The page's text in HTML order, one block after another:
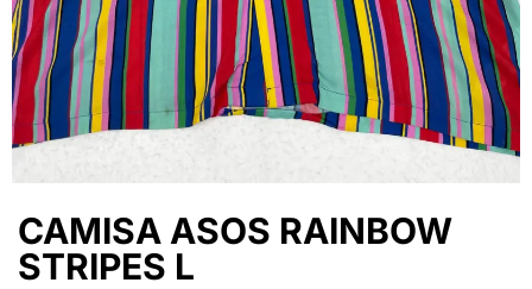
CAMISA ASOS RAINBOW
STRIPES L